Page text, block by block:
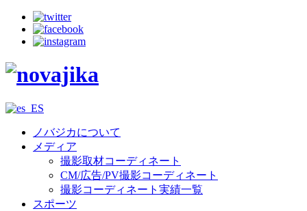
ノバジカについて
メディア
撮影取材コーディネート
CM/広告/PV撮影コーディネート
撮影コーディネート実績一覧
スポーツ